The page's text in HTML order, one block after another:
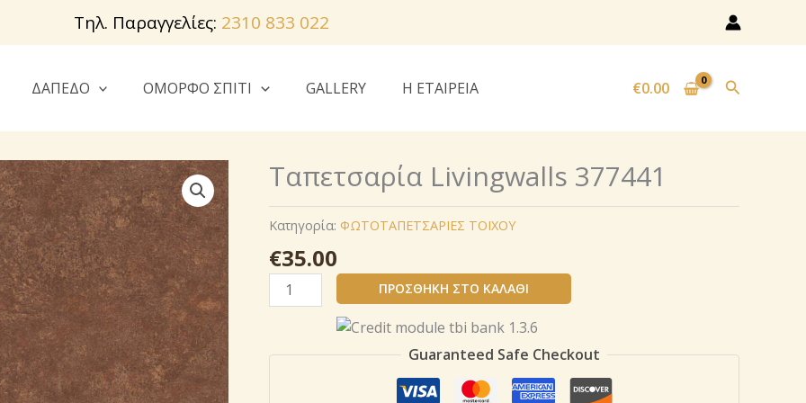
Τηλ. Παραγγελίες: 2310 833 022
ΔΑΠΕΔΟ ΟΜΟΡΦΟ ΣΠΙΤΙ GALLERY Η ΕΤΑΙΡΕΙΑ €0.00
Ταπετσαρία Livingwalls 377441
Κατηγορία: ΦΩΤΟΤΑΠΕΤΣΑΡΙΕΣ ΤΟΙΧΟΥ
€35.00
Ταπετσαρία
Livingwalls
ποσότητα
ΠΡΟΣΘΉΚΗ ΣΤΟ ΚΑΛΆΘΙ
Guaranteed Safe Checkout